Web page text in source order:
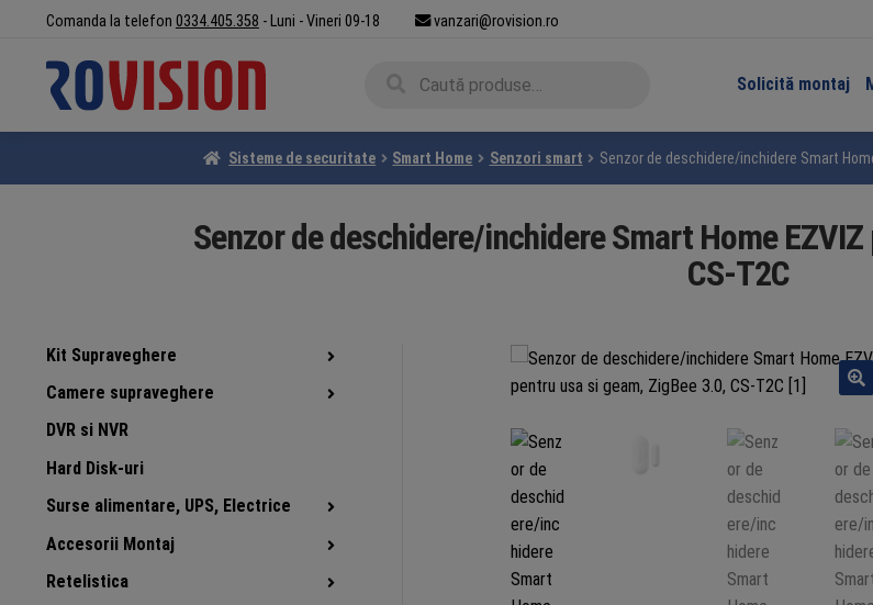
navigare
conținut
Comanda la telefon 0334.405.358 - Luni - Vineri 09-18 vanzari@rovision.ro
Solicită montaj
Sisteme de securitate Smart Home Senzori smart Senzor de deschidere/inchidere Smart
Senzor de deschidere/inchidere Smart Home
CS-T2C
Kit Supraveghere
Camere supraveghere
DVR si NVR
Hard Disk-uri
Surse alimentare, UPS, Electrice
Accesorii Montaj
Retelistica